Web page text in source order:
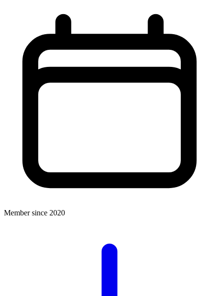
Member since 2020